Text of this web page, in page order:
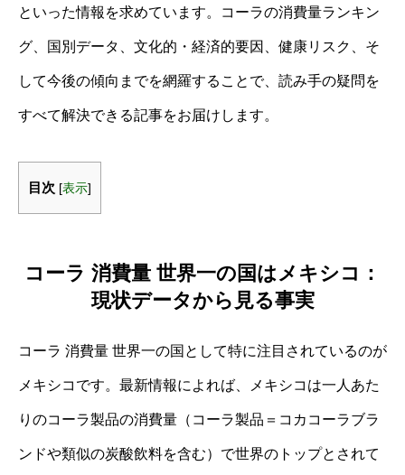
といった情報を求めています。コーラの消費量ランキン
グ、国別データ、文化的・経済的要因、健康リスク、そ
して今後の傾向までを網羅することで、読み手の疑問を
すべて解決できる記事をお届けします。
目次 [表示]
コーラ 消費量 世界一の国はメキシコ：
現状データから見る事実
コーラ 消費量 世界一の国として特に注目されているのが
メキシコです。最新情報によれば、メキシコは一人あた
りのコーラ製品の消費量（コーラ製品＝コカコーラブラ
ンドや類似の炭酸飲料を含む）で世界のトップとされて